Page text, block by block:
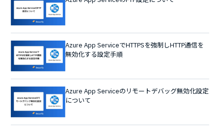
Azure App ServiceでHTTPSを強制しHTTP通信を
無効化する設定手順
Azure App Serviceのリモートデバッグ無効化設定
について